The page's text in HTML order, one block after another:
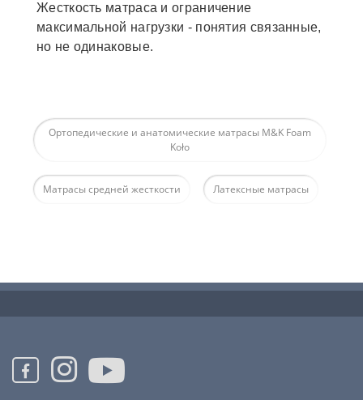
Жесткость матраса и ограничение
максимальной нагрузки - понятия связанные,
но не одинаковые.
Ортопедические и анатомические матрасы M&K Foam
Koło
Матрасы средней жесткости Латексные матрасы